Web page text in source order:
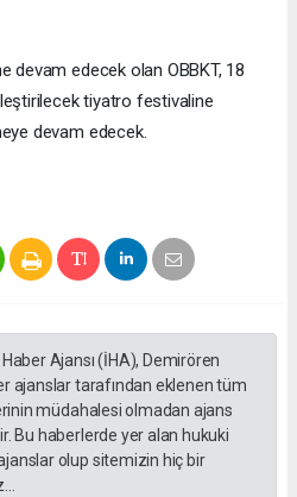
devam edecek olan OBBKT, 18
tiyatro festivaline
devam edecek.
Ajansı (İHA), Demirören
ajanslar tarafından eklenen tüm
müdahalesi olmadan ajans
Bu haberlerde yer alan hukuki
olup sitemizin hiç bir